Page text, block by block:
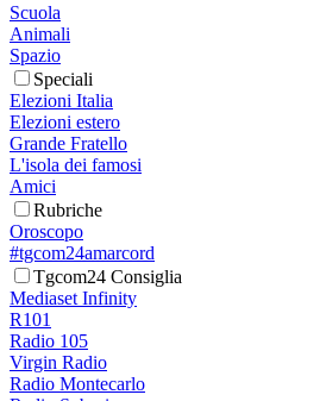
Scuola
Animali
Spazio
Speciali
Elezioni Italia
Elezioni estero
Grande Fratello
L'isola dei famosi
Amici
Rubriche
Oroscopo
#tgcom24amarcord
Tgcom24 Consiglia
Mediaset Infinity
R101
Radio 105
Virgin Radio
Radio Montecarlo